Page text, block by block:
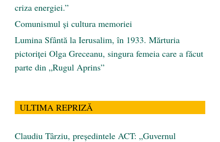
criza energiei.”
Comunismul şi cultura memoriei
Lumina Sfântă la Ierusalim, în 1933. Mărturia
pictoriței Olga Greceanu, singura femeia care a făcut
parte din „Rugul Aprins”
ULTIMA REPRIZĂ
Claudiu Târziu, președintele ACT: „Guvernul